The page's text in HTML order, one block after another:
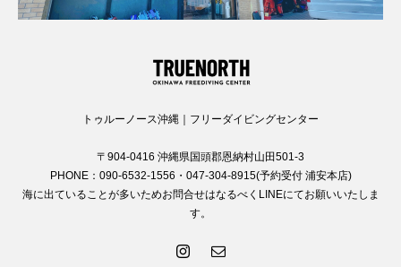
トゥルーノース沖縄｜フリーダイビングセンター
〒904-0416 沖縄県国頭郡恩納村山田501-3
PHONE：090-6532-1556・047-304-8915(予約受付 浦安本店)
海に出ていることが多いためお問合せはなるべくLINEにてお願いいたしま
す。